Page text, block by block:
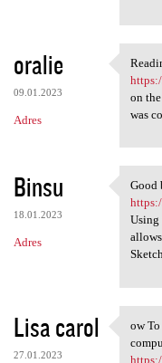
oralie
09.01.2023
Adres
on
was
Binsu
18.01.2023
Adres
Good
Good
Using
Lisa carol
27.01.2023
ow
ow